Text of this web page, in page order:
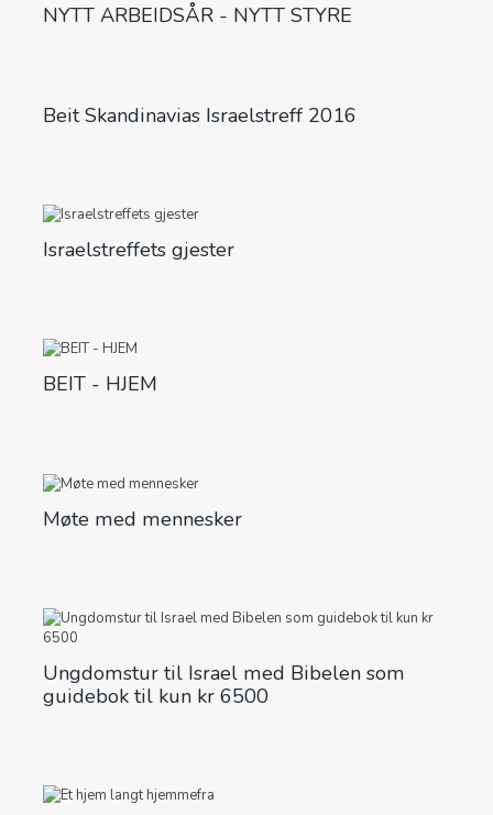
NYTT ARBEIDSÅR - NYTT STYRE
Beit Skandinavias Israelstreff 2016
Israelstreffets gjester
BEIT - HJEM
Møte med mennesker
Ungdomstur til Israel med Bibelen som
guidebok til kun kr 6500